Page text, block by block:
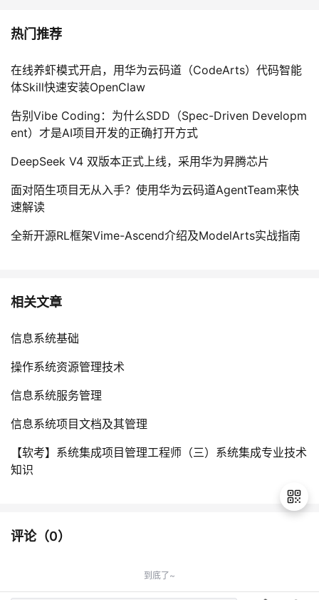
热门推荐
在线养虾模式开启，用华为云码道（CodeArts）代码智能
体Skill快速安装OpenClaw
告别Vibe Coding：为什么SDD（Spec-Driven Developm
ent）才是AI项目开发的正确打开方式
DeepSeek V4 双版本正式上线，采用华为昇腾芯片
面对陌生项目无从入手？使用华为云码道AgentTeam来快
速解读
全新开源RL框架Vime-Ascend介绍及ModelArts实战指南
相关文章
信息系统基础
操作系统资源管理技术
信息系统服务管理
信息系统项目文档及其管理
【软考】系统集成项目管理工程师（三）系统集成专业技术
知识
评论（0）
到底了~